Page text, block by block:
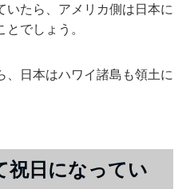
いたら、アメリカ側は日本に
でしょう。
、日本はハワイ諸島も領土に
祝日になってい